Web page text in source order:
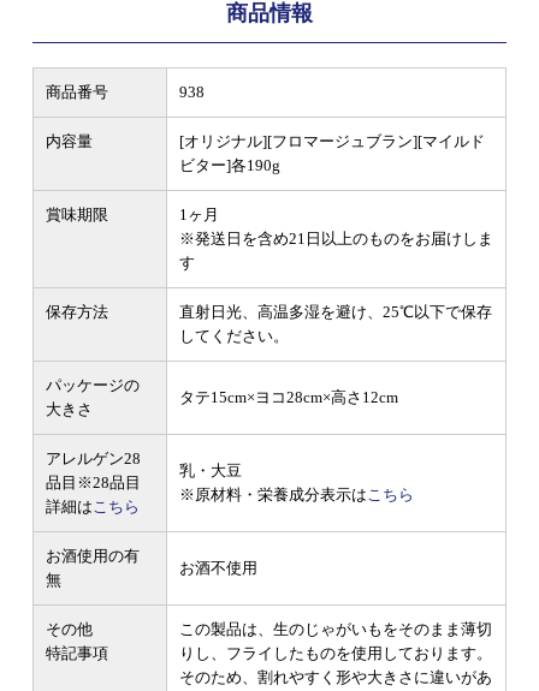
商品情報
商品番号 938
内容量
[オリジナル][フロマージュブラン][マイルド
ビター]各190g
賞味期限
1ヶ月
※発送日を含め21日以上のものをお届けしま
す
保存方法
直射日光、高温多湿を避け、25℃以下で保存
してください。
パッケージの
大きさ
タテ15cm×ヨコ28cm×高さ12cm
アレルゲン28
品目 ※28品目
詳細はこちら
乳・大豆
※原材料・栄養成分表示はこちら
お酒使用の有
無
お酒不使用
その他
特記事項
この製品は、生のじゃがいもをそのまま薄切
りし、フライしたものを使用しております。
そのため、割れやすく形や大きさに違いがあ